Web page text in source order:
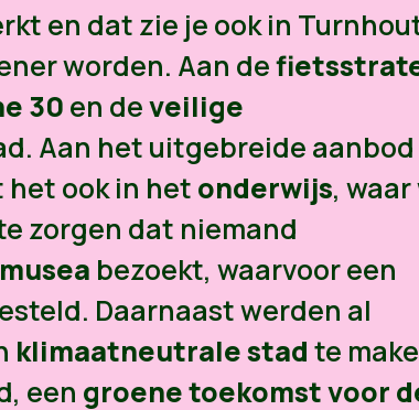
en dat zie je ook in
worden. Aan de
30en deveilige
Aan het uitgebreide aanbod
het ook in hetonderwijs, waar
zorgen dat niemand
musea bezoekt, waarvoor een
Daarnaast werden al
klimaatneutrale stad te
een groene toekomst voor